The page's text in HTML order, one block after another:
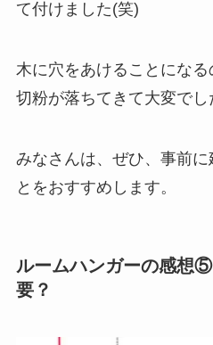
て付けました(笑)
木に穴をあけることにな
切粉が落ちてきて大変でし
みなさんは、ぜひ、事前に
とをおすすめします。
ルームハンガーの感
要？